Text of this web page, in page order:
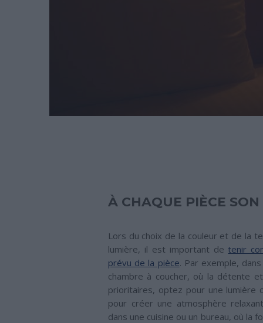
À CHAQUE PIÈCE SON
Lors du choix de la couleur et de la
lumière, il est important de tenir
prévu de la pièce. Par exemple,
chambre à coucher, où la détente
prioritaires, optez pour une lumière
pour créer une atmosphère
dans une cuisine ou un bureau, où la